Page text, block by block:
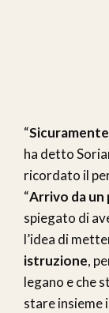
“
ha detto
ricordato il
“Arrivo da un
spiegato di
l’idea di
istruzione,
legano e che
stare insieme